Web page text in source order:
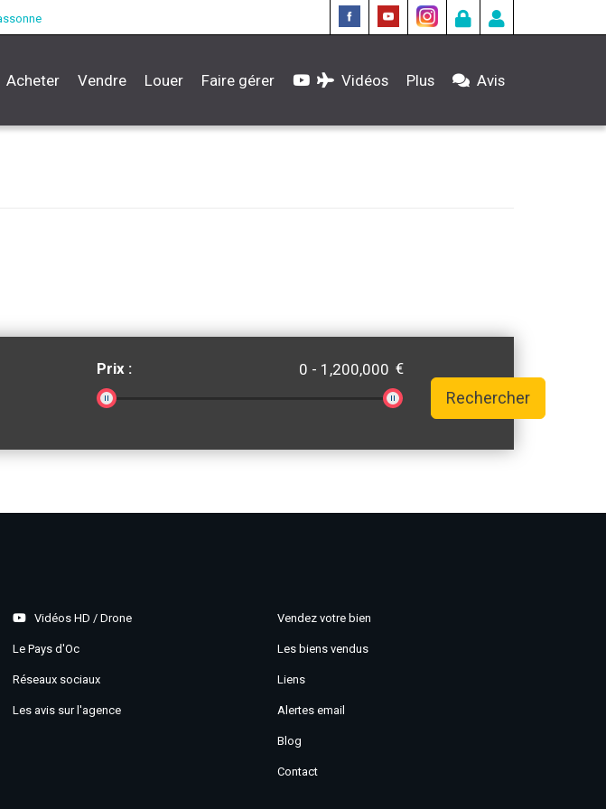
Acheter Vendre Louer Faire gérer Vidéos Plus Avis
Prix : €
Vidéos HD / Drone
Le Pays d'Oc
Réseaux sociaux
Les avis sur l'agence
Vendez votre bien
Les biens vendus
Liens
Alertes email
Blog
Contact